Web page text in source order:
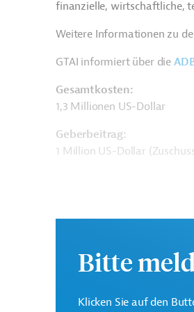
finanzielle, wirtschaftliche,
Weitere Informationen zu
GTAI informiert über die
Gesamtkosten:
1,3 Millionen US-Dollar
Geberbeitrag:
1 Million US-Dollar
Asiatische
Bitte
Klicken Sie auf den